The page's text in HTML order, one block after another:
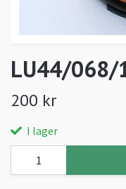
LU44/068/
200 kr
I lager